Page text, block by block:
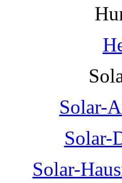
Solar-
Solar-
Solar-